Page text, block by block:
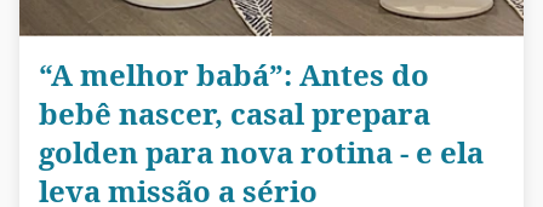
“A melhor babá”: Antes do
bebê nascer, casal prepara
golden para nova rotina - e ela
leva missão a sério